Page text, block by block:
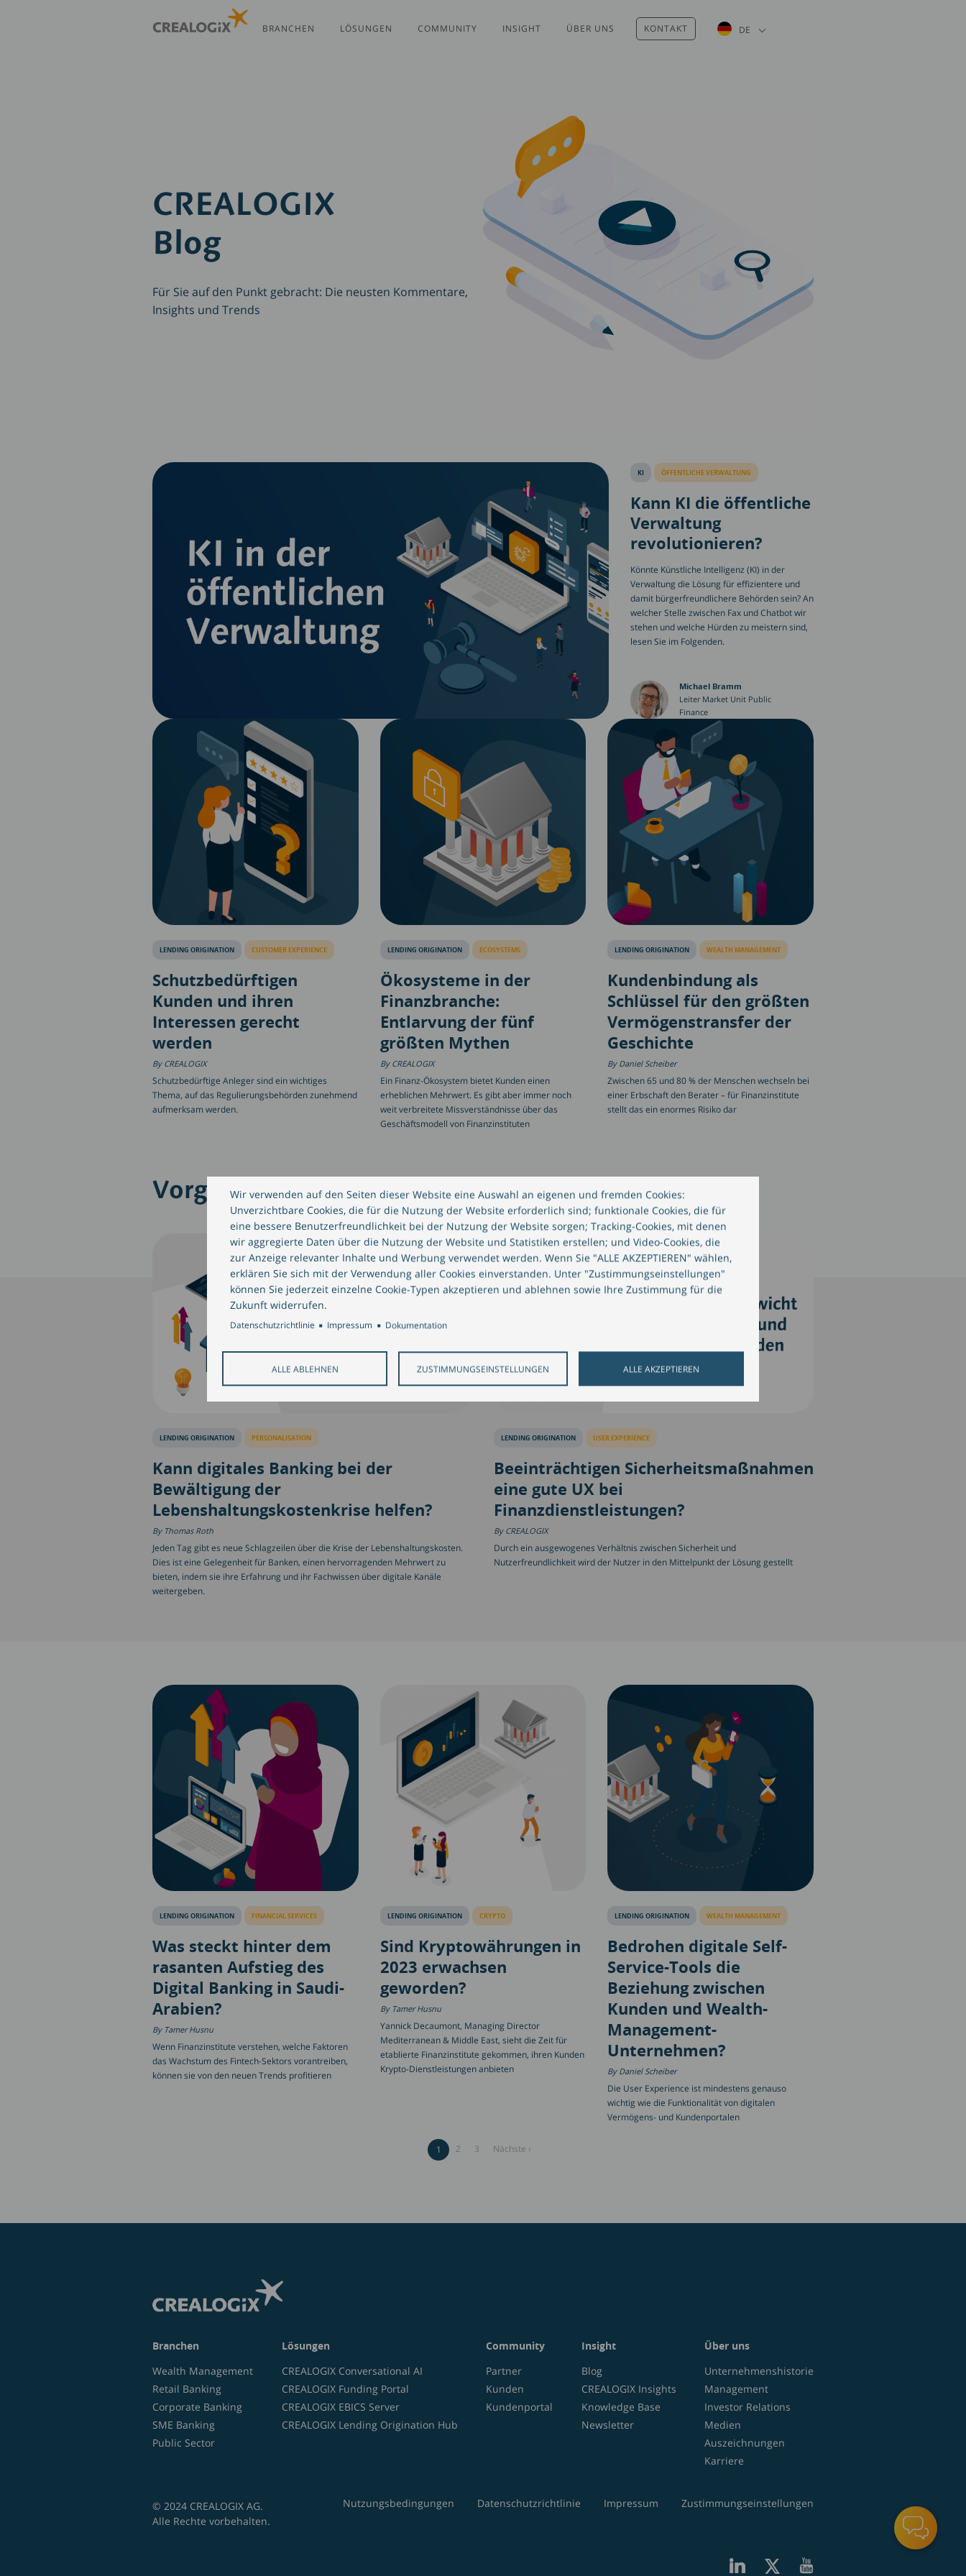
BRANCHEN LÖSUNGEN COMMUNITY INSIGHT ÜBER UNS KONTAKT DE Weitere Aktionen auflisten
Wir verwenden auf den Seiten dieser Website eine Auswahl an eigenen und fremden Cookies:
Unverzichtbare Cookies, die für die Nutzung der Website erforderlich sind; funktionale Cookies, die für
eine bessere Benutzerfreundlichkeit bei der Nutzung der Website sorgen; Tracking-Cookies, mit denen
wir aggregierte Daten über die Nutzung der Website und Statistiken erstellen; und Video-Cookies, die
zur Anzeige relevanter Inhalte und Werbung verwendet werden. Wenn Sie "ALLE AKZEPTIEREN" wählen,
erklären Sie sich mit der Verwendung aller Cookies einverstanden. Unter "Zustimmungseinstellungen"
können Sie jederzeit einzelne Cookie-Typen akzeptieren und ablehnen sowie Ihre Zustimmung für die
Zukunft widerrufen.
Datenschutzrichtlinie Impressum Dokumentation
ALLE ABLEHNEN ZUSTIMMUNGSEINSTELLUNGEN ALLE AKZEPTIEREN
CREALOGIX
Blog
Für Sie auf den Punkt gebracht: Die neusten Kommentare,
Insights und Trends
KI ÖFFENTLICHE VERWALTUNG
Kann KI die öffentliche
Verwaltung
revolutionieren?
Könnte Künstliche Intelligenz (KI) in der
Verwaltung die Lösung für effizientere und
damit bürgerfreundlichere Behörden sein? An
welcher Stelle zwischen Fax und Chatbot wir
stehen und welche Hürden zu meistern sind,
lesen Sie im Folgenden.
Michael Bramm
Leiter Market Unit Public
Finance
LENDING ORIGINATION CUSTOMER EXPERIENCE
Schutzbedürftigen
Kunden und ihren
Interessen gerecht
werden
CREALOGIX
Schutzbedürftige Anleger sind ein wichtiges
Thema, auf das Regulierungsbehörden zunehmend
aufmerksam werden.
LENDING ORIGINATION ECOSYSTEMS
Ökosysteme in der
Finanzbranche:
Entlarvung der fünf
größten Mythen
CREALOGIX
Ein Finanz-Ökosystem bietet Kunden einen
erheblichen Mehrwert. Es gibt aber immer noch
weit verbreitete Missverständnisse über das
Geschäftsmodell von Finanzinstituten
LENDING ORIGINATION WEALTH MANAGEMENT
Kundenbindung als
Schlüssel für den größten
Vermögenstransfer der
Geschichte
Daniel Scheiber
Zwischen 65 und 80 % der Menschen wechseln bei
einer Erbschaft den Berater – für Finanzinstitute
stellt das ein enormes Risiko dar
Vorgeschlagene Beiträge
LENDING ORIGINATION PERSONALISATION
Kann digitales Banking bei der
Bewältigung der
Lebenshaltungskostenkrise helfen?
Thomas Roth
Jeden Tag gibt es neue Schlagzeilen über die Krise der Lebenshaltungskosten.
Dies ist eine Gelegenheit für Banken, einen hervorragenden Mehrwert zu
bieten, indem sie ihre Erfahrung und ihr Fachwissen über digitale Kanäle
weitergeben.
LENDING ORIGINATION USER EXPERIENCE
Beeinträchtigen Sicherheitsmaßnahmen
eine gute UX bei
Finanzdienstleistungen?
CREALOGIX
Durch ein ausgewogenes Verhältnis zwischen Sicherheit und
Nutzerfreundlichkeit wird der Nutzer in den Mittelpunkt der Lösung gestellt
LENDING ORIGINATION FINANCIAL SERVICES
Was steckt hinter dem
rasanten Aufstieg des
Digital Banking in Saudi-
Arabien?
Tamer Husnu
Wenn Finanzinstitute verstehen, welche Faktoren
das Wachstum des Fintech-Sektors vorantreiben,
können sie von den neuen Trends profitieren
LENDING ORIGINATION CRYPTO
Sind Kryptowährungen in
2023 erwachsen
geworden?
Tamer Husnu
Yannick Decaumont, Managing Director
Mediterranean & Middle East, sieht die Zeit für
etablierte Finanzinstitute gekommen, ihren Kunden
Krypto-Dienstleistungen anbieten
LENDING ORIGINATION WEALTH MANAGEMENT
Bedrohen digitale Self-
Service-Tools die
Beziehung zwischen
Kunden und Wealth-
Management-
Unternehmen?
Daniel Scheiber
Die User Experience ist mindestens genauso
wichtig wie die Funktionalität von digitalen
Vermögens- und Kundenportalen
Aktuelle
1 Seite
2 Seite
3
Nächste
Nächste ›
Branchen
Wealth Management
Retail Banking
Corporate Banking
SME Banking
Public Sector
Lösungen
CREALOGIX Conversational AI
CREALOGIX Funding Portal
CREALOGIX EBICS Server
CREALOGIX Lending Origination Hub
Community
Partner
Kunden
Kundenportal
Insight
Blog
CREALOGIX Insights
Knowledge Base
Newsletter
Über uns
Unternehmenshistorie
Management
Investor Relations
Medien
Auszeichnungen
Karriere
© 2024 CREALOGIX AG.
Alle Rechte vorbehalten.
Nutzungsbedingungen Datenschutzrichtlinie Impressum Zustimmungseinstellungen